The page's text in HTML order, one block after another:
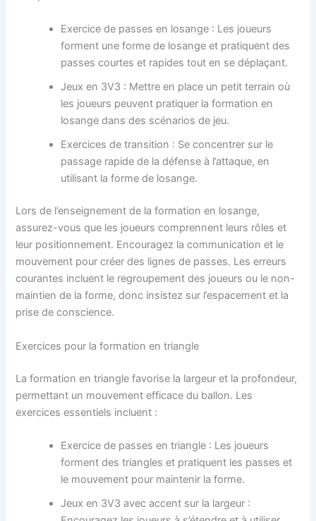
Exercice de passes en losange : Les joueurs
forment une forme de losange et pratiquent des
passes courtes et rapides tout en se déplaçant.
Jeux en 3V3 : Mettre en place un petit terrain où
les joueurs peuvent pratiquer la formation en
losange dans des scénarios de jeu.
Exercices de transition : Se concentrer sur le
passage rapide de la défense à l’attaque, en
utilisant la forme de losange.
Lors de l’enseignement de la formation en losange,
assurez-vous que les joueurs comprennent leurs rôles et
leur positionnement. Encouragez la communication et le
mouvement pour créer des lignes de passes. Les erreurs
courantes incluent le regroupement des joueurs ou le non-
maintien de la forme, donc insistez sur l’espacement et la
prise de conscience.
Exercices pour la formation en triangle
La formation en triangle favorise la largeur et la profondeur,
permettant un mouvement efficace du ballon. Les
exercices essentiels incluent :
Exercice de passes en triangle : Les joueurs
forment des triangles et pratiquent les passes et
le mouvement pour maintenir la forme.
Jeux en 3V3 avec accent sur la largeur :